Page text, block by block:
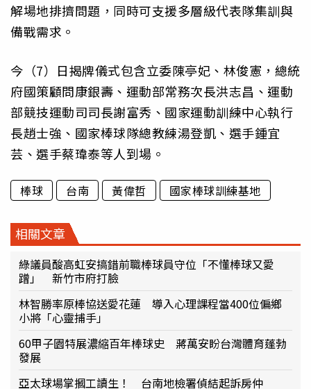
解場地排擠問題，同時可支援多層級代表隊集訓與
備戰需求。
今（7）日揭牌儀式包含立委陳亭妃、林俊憲，總統
府國策顧問康銀壽、運動部常務次長洪志昌、運動
部競技運動司司長謝富秀、國家運動訓練中心執行
長趙士強、國家棒球隊總教練湯登凱、選手鍾宜
芸、選手蔡瑋泰等人到場。
棒球 台南 黃偉哲 國家棒球訓練基地
相關文章
綠議員酸高虹安搞錯前職棒球員守位「不懂棒球又愛
蹭」 新竹市府打臉
林智勝率原棒協送愛花蓮 導入心理課程當400位偏鄉
小將「心靈捕手」
60甲子園特展濃縮百年棒球史 蔣萬安盼台灣體育蓬勃
發展
亞太球場掌摑工讀生！ 台南地檢署偵結起訴房仲